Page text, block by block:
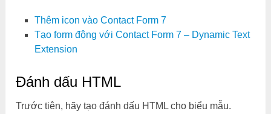
Thêm icon vào Contact Form 7
Tạo form động với Contact Form 7 – Dynamic Text
Extension
Đánh dấu HTML
Trước tiên, hãy tạo đánh dấu HTML cho biểu mẫu.